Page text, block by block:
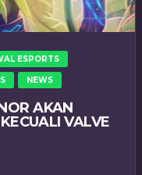
ESPORTS
NEWS
AKAN
VALVE